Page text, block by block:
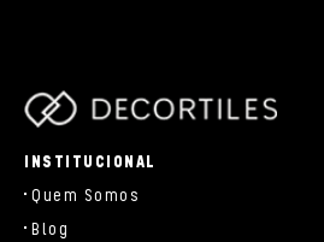
INSTITUCIONAL
Quem Somos
Blog